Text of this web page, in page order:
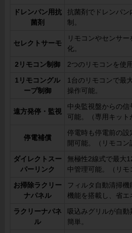
ドレンパン用抗
菌剤
抗菌剤でドレンパン
制。
セレクトサーモ
リモコンやセンサ
化。
2リモコン制御 2つのリモコンを使
1リモコングル
ープ制御
1台のリモコンで最
操作可能。
遠方発停・監視
中央監視盤からの
可能。（専用キット
停電補償
停電時も停電前の設
開可能。（リモコン
ダイレクトスー
パーリンク
無極性2線式で最大
中管理可能。（リモ
お掃除ラクリー
ナパネル
フィルタ自動清掃
機能を搭載し、省エ
ラクリーナパネ
ル
吸込みグリルが自
簡単。